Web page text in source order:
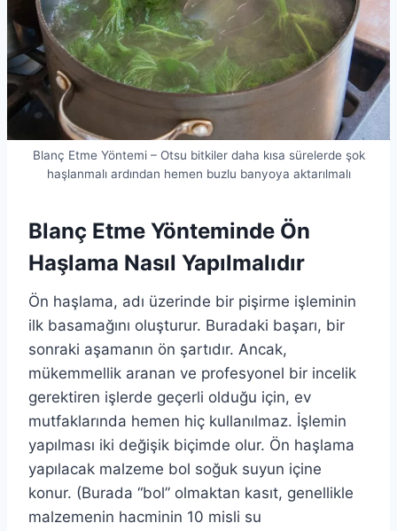
Blanç Etme Yöntemi – Otsu bitkiler daha kısa sürelerde şok
haşlanmalı ardından hemen buzlu banyoya aktarılmalı
Blanç Etme Yönteminde Ön
Haşlama Nasıl Yapılmalıdır
Ön haşlama, adı üzerinde bir pişirme işleminin
ilk basamağını oluşturur. Buradaki başarı, bir
sonraki aşamanın ön şartıdır. Ancak,
mükemmellik aranan ve profesyonel bir incelik
gerektiren işlerde geçerli olduğu için, ev
mutfaklarında hemen hiç kullanılmaz. İşlemin
yapılması iki değişik biçimde olur. Ön haşlama
yapılacak malzeme bol soğuk suyun içine
konur. (Burada “bol” olmaktan kasıt, genellikle
malzemenin hacminin 10 misli su